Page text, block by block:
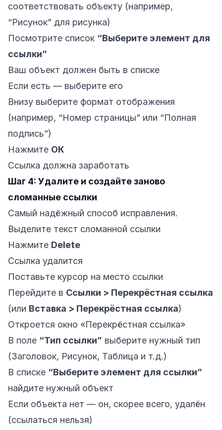
соответствовать объекту (например,
“Рисунок” для рисунка)
Посмотрите список “Выберите элемент для
ссылки”
Ваш объект должен быть в списке
Если есть — выберите его
Внизу выберите формат отображения
(например, “Номер страницы” или “Полная
подпись”)
Нажмите ОК
Ссылка должна заработать
Шаг 4: Удалите и создайте заново
сломанные ссылки
Самый надёжный способ исправления.
Выделите текст сломанной ссылки
Нажмите Delete
Ссылка удалится
Поставьте курсор на место ссылки
Перейдите в Ссылки > Перекрёстная ссылка
(или Вставка > Перекрёстная ссылка)
Откроется окно «Перекрёстная ссылка»
В поле “Тип ссылки” выберите нужный тип
(Заголовок, Рисунок, Таблица и т.д.)
В списке “Выберите элемент для ссылки”
найдите нужный объект
Если объекта нет — он, скорее всего, удалён
(ссылаться нельзя)